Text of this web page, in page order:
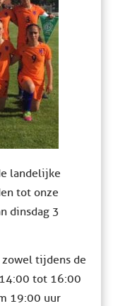
landelijke
tot onze
dinsdag 3
tijdens de
tot 16:00
19:00 uur